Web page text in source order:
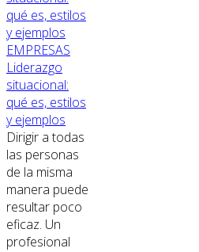
EMPRESAS
Liderazgo
situacional:
qué es, estilos
y ejemplos
Dirigir a todas
las personas
de la misma
manera puede
resultar poco
eficaz. Un
profesional